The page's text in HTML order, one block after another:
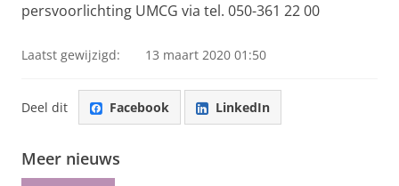
persvoorlichting UMCG via tel. 050-361 22 00
Laatst gewijzigd: 13 maart 2020 01:50
Deel dit Facebook LinkedIn
Meer nieuws